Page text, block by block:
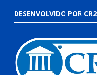
DESENVOLVIDO POR CR2